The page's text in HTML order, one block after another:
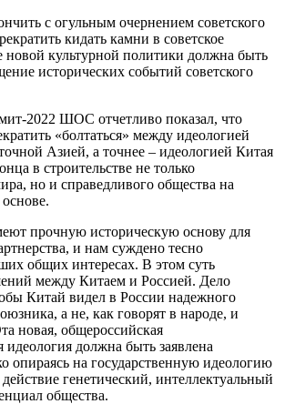
с огульным очернением советского
кидать камни в советское
культурной политики должна быть
исторических событий советского
2022 ШОС отчетливо показал, что
«болтаться» между идеологией
Азией, а точнее – идеологией Китая
в строительстве не только
но и справедливого общества на
прочную историческую основу для
и нам суждено тесно
общих интересах. В этом суть
между Китаем и Россией. Дело
Китай видел в России надежного
а не, как говорят в народе, и
новая, общероссийская
должна быть заявлена
опираясь на государственную идеологию
генетический, интеллектуальный
общества.